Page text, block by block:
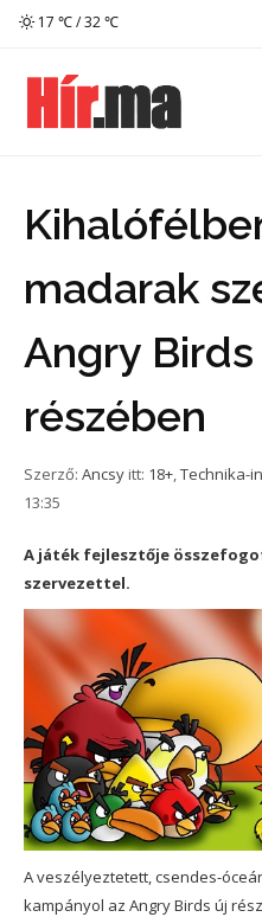
17 ℃ / 32 ℃
madarak
Angry
részében
Szerző: Ancsy itt: 18+,Technika-
13:35
A játék fejlesztője
szervezettel.
A veszélyeztetett, csendes-
kampányol az Angry Birds új